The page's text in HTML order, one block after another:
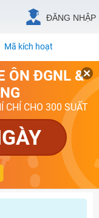
ĐĂNG NHẬP
Mã kích hoạt
ÔN ĐGNL &
CHỈ CHO 300 SUẤT